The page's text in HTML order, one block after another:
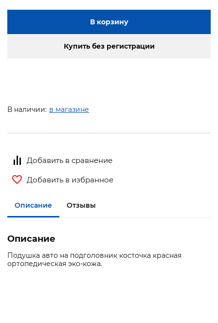
В корзину
Купить без регистрации
В наличии: в магазине
Добавить в сравнение
Добавить в избранное
Описание Отзывы
Описание
Подушка авто на подголовник косточка красная
ортопедическая эко-кожа.